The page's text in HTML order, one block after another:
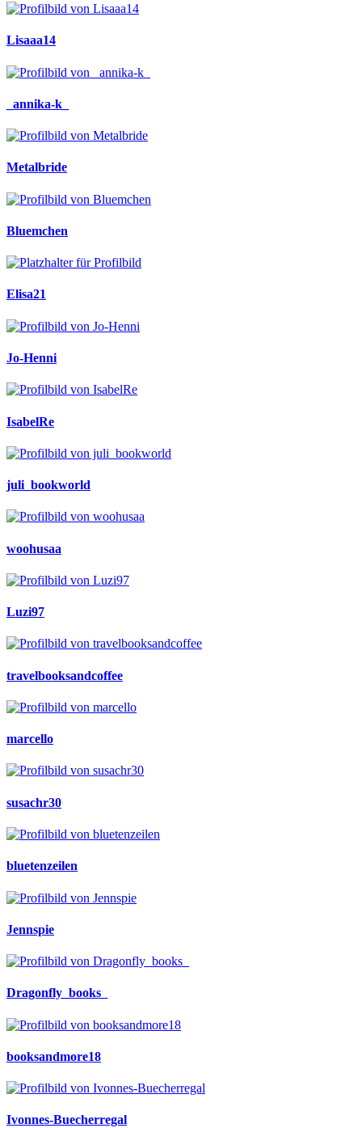
Lisaaa14
_annika-k_
Metalbride
Bluemchen
Elisa21
Jo-Henni
IsabelRe
juli_bookworld
woohusaa
Luzi97
travelbooksandcoffee
marcello
susachr30
bluetenzeilen
Jennspie
Dragonfly_books_
booksandmore18
Ivonnes-Buecherregal